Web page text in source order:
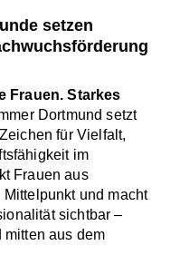
setzen
Frauen. Starkes
Dortmund setzt
für Vielfalt,
im
Frauen aus
und macht
sichtbar –
aus dem